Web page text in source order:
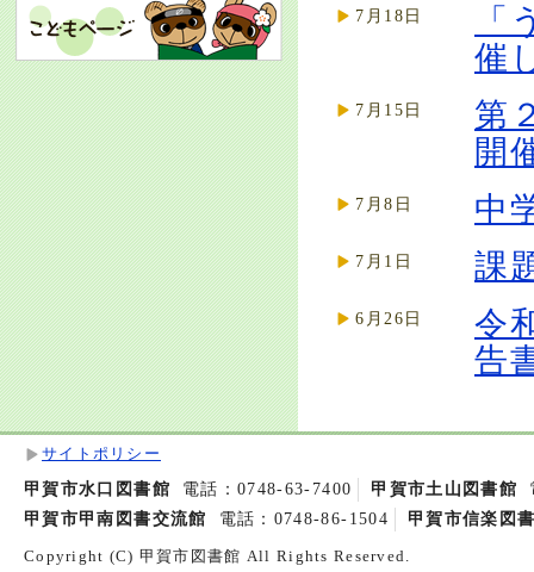
7月18日
催
7月15日
第
開
7月8日 中
7月1日 課
6月26日
令
告
サイトポリシー
甲賀市水口図書館 電話：0748-63-7400 甲賀市土山図書館
甲賀市甲南図書交流館
電話：0748-86-1504 甲賀市信楽図
Copyright (C) 甲賀市図書館 All Rights Reserved.